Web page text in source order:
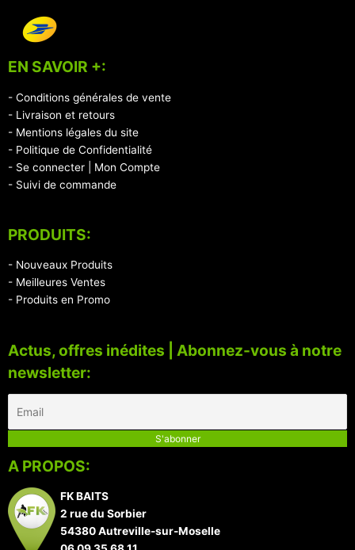
EN SAVOIR +:
- Conditions générales de vente
- Livraison et retours
- Mentions légales du site
- Politique de Confidentialité
- Se connecter | Mon Compte
- Suivi de commande
PRODUITS:
- Nouveaux Produits
- Meilleures Ventes
- Produits en Promo
Actus, offres inédites | Abonnez-vous à notre
newsletter:
A PROPOS:
FK BAITS
2 rue du Sorbier
54380 Autreville-sur-Moselle